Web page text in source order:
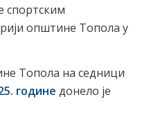
спортским
општине Топола у
Топола на седници
године донело је